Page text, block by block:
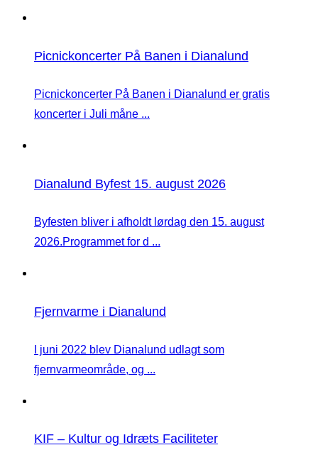
Picnickoncerter På Banen i Dianalund
Picnickoncerter På Banen i Dianalund er gratis
koncerter i Juli måne ...
Dianalund Byfest 15. august 2026
Byfesten bliver i afholdt lørdag den 15. august
2026.Programmet for d ...
Fjernvarme i Dianalund
I juni 2022 blev Dianalund udlagt som
fjernvarmeområde, og ...
KIF – Kultur og Idræts Faciliteter